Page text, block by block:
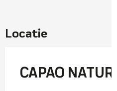
Locatie
CAPAO NATURE